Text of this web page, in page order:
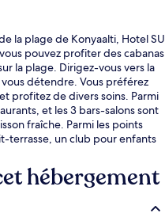
la plage de Konyaalti, Hotel SU
pouvez profiter des cabanas
la plage. Dirigez-vous vers la
détendre. Vous préférez
profitez de divers soins. Parmi
et les 3 bars-salons sont
fraîche. Parmi les points
terrasse, un club pour enfants
hébergement